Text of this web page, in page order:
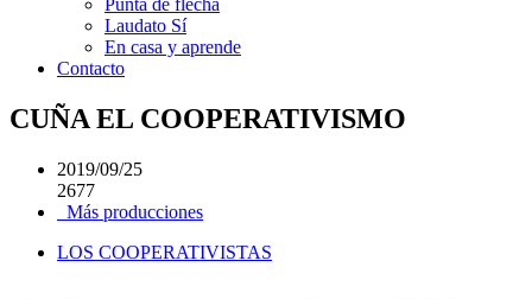
Punta de flecha
Laudato Sí
En casa y aprende
Contacto
CUÑA EL COOPERATIVISMO
2019/09/25
2677
Más producciones
LOS COOPERATIVISTAS